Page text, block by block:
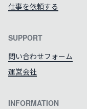
仕事を依頼する
SUPPORT
問い合わせフォーム
運営会社
INFORMATION